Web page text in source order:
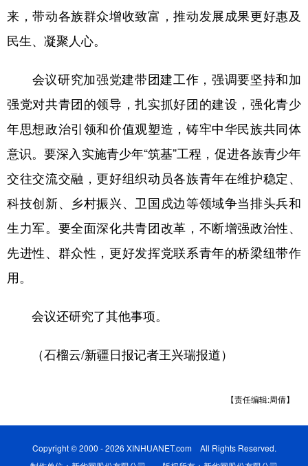
来，带动各族群众增收致富，推动发展成果更好惠及
民生、凝聚人心。
会议研究加强党建带团建工作，强调要坚持和加
强党对共青团的领导，扎实抓好团的建设，强化青少
年思想政治引领和价值观塑造，铸牢中华民族共同体
意识。要深入实施青少年“筑基”工程，促进各族青少年
交往交流交融，更好组织动员各族青年在维护稳定、
科技创新、乡村振兴、卫国戍边等领域争当排头兵和
生力军。要全面深化共青团改革，不断增强政治性、
先进性、群众性，更好发挥党联系青年的桥梁纽带作
用。
会议还研究了其他事项。
（石榴云/新疆日报记者王兴瑞报道）
【责任编辑:周倩】
Copyright © 2000 - 2026 XINHUANET.com All Rights Reserved.